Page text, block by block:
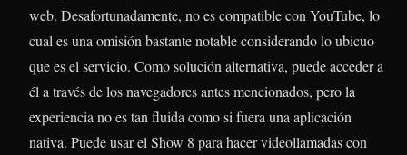
web. Desafortunadamente, no es compatible con YouTube, lo
cual es una omisión bastante notable considerando lo ubicuo
que es el servicio. Como solución alternativa, puede acceder a
él a través de los navegadores antes mencionados, pero la
experiencia no es tan fluida como si fuera una aplicación
nativa. Puede usar el Show 8 para hacer videollamadas con